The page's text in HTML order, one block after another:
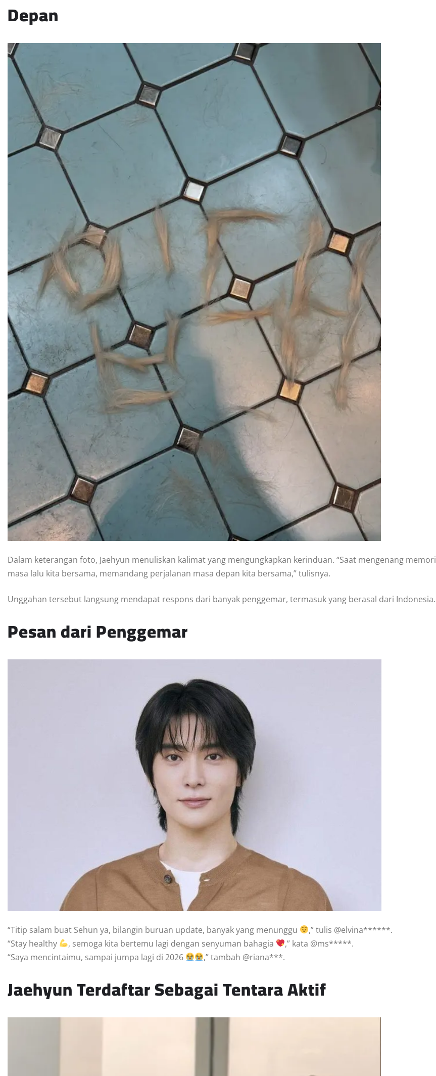
Depan
Dalam keterangan foto, Jaehyun menuliskan kalimat yang mengungkapkan kerinduan. “Saat mengenang memori
masa lalu kita bersama, memandang perjalanan masa depan kita bersama,” tulisnya.
Unggahan tersebut langsung mendapat respons dari banyak penggemar, termasuk yang berasal dari Indonesia.
Pesan dari Penggemar
“Titip salam buat Sehun ya, bilangin buruan update, banyak yang menunggu
,” tulis @elvina******.
“Stay healthy
, semoga kita bertemu lagi dengan senyuman bahagia
,” kata @ms*****.
“Saya mencintaimu, sampai jumpa lagi di 2026
,” tambah @riana***.
Jaehyun Terdaftar Sebagai Tentara Aktif